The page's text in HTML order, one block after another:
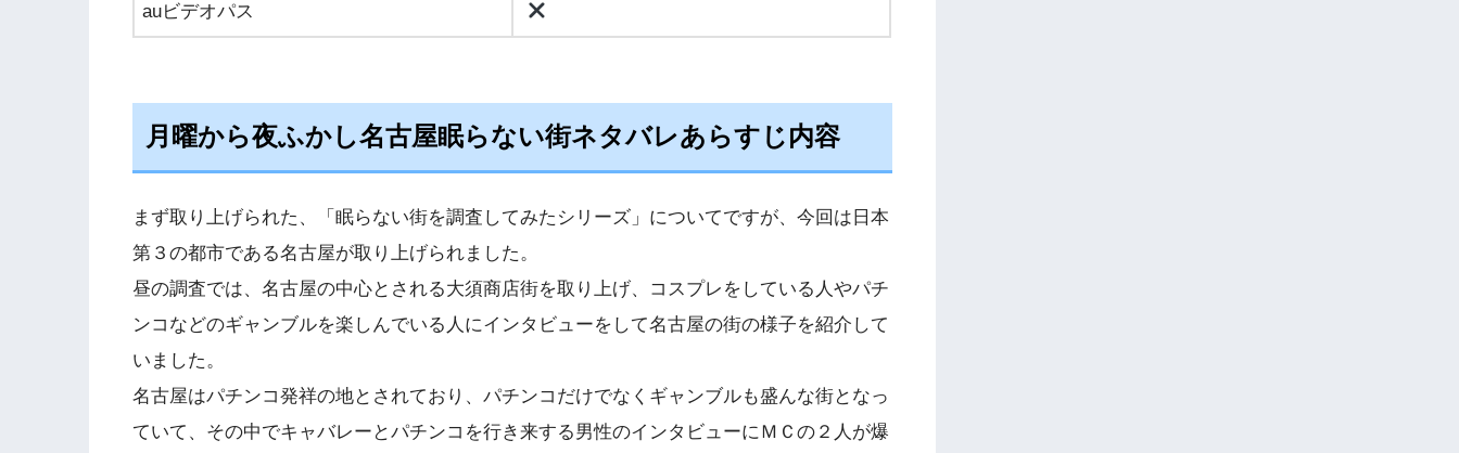
auビデオパス
月曜から夜ふかし名古屋眠らない街ネタバレあらすじ内容
まず取り上げられた、「眠らない街を調査してみたシリーズ」についてですが、今回は日本
第３の都市である名古屋が取り上げられました。
昼の調査では、名古屋の中心とされる大須商店街を取り上げ、コスプレをしている人やパチ
ンコなどのギャンブルを楽しんでいる人にインタビューをして名古屋の街の様子を紹介して
いました。
名古屋はパチンコ発祥の地とされており、パチンコだけでなくギャンブルも盛んな街となっ
ていて、その中でキャバレーとパチンコを行き来する男性のインタビューにＭＣの２人が爆